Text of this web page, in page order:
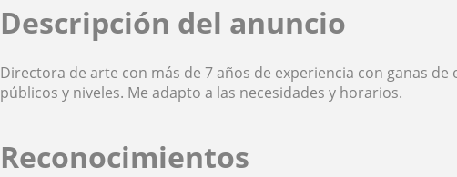
Descripción del anuncio
Directora de arte con más de 7 años de experiencia con ganas
públicos y niveles. Me adapto a las necesidades y horarios.
Reconocimientos